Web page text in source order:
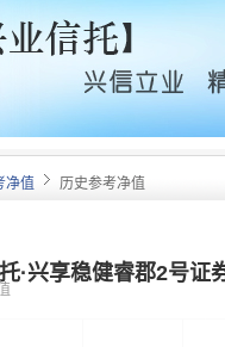
净值 历史参考净值